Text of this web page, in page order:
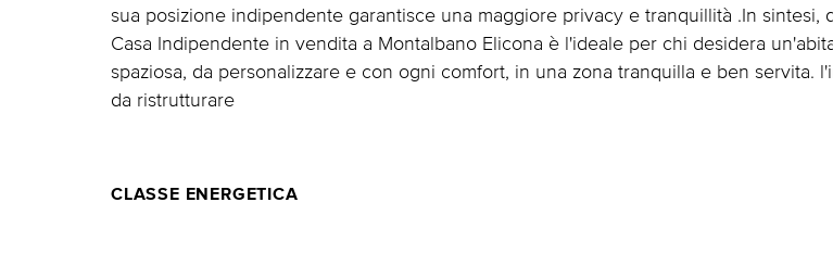
sua posizione indipendente garantisce una maggiore privacy e tranquillità .In sintesi,
Casa Indipendente in vendita a Montalbano Elicona è l'ideale per chi desidera
spaziosa, da personalizzare e con ogni comfort, in una zona tranquilla e ben servita.
da ristrutturare
CLASSE ENERGETICA